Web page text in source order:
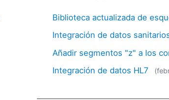
Biblioteca actualizada de
Integración de datos
Añadir segmentos "z" a los
Integración de datos HL7